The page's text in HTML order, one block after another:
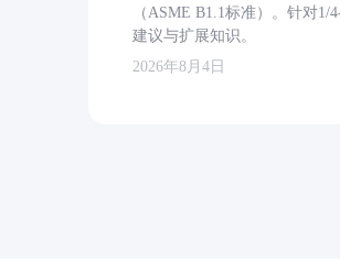
（ASME B1.1标准）。针对
建议与扩展知识。
2026年8月4日